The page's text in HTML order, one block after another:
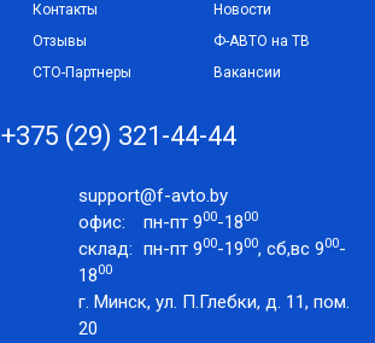
Контакты
Отзывы
СТО-Партнеры
Новости
Ф-АВТО на ТВ
Вакансии
+375 (29) 321-44-44
support@f-avto.by
офис: пн-пт 900-1800
склад: пн-пт 900-1900, сб,вс 900-
1800
г. Минск, ул. П.Глебки, д. 11, пом.
20